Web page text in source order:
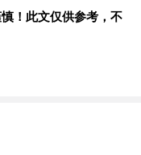
！此文仅供参考，不